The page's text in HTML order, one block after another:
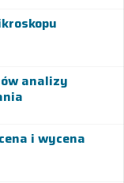
analizy
i wycena